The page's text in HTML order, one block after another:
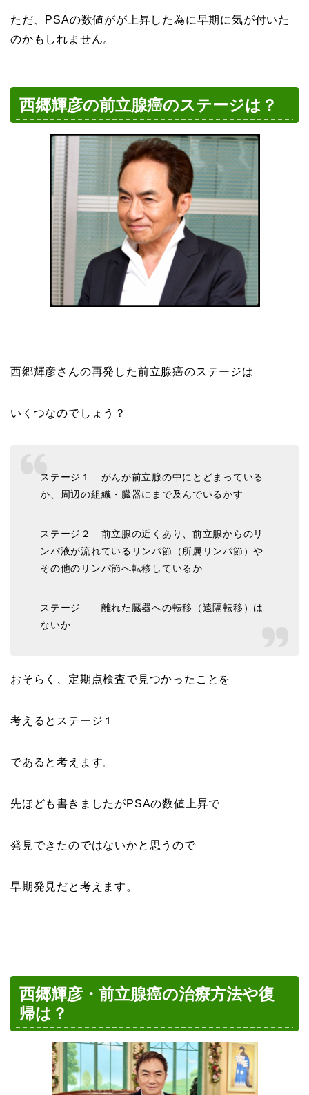
ただ、PSAの数値がが上昇した為に早期に気が付いた
のかもしれません。
西郷輝彦の前立腺癌のステージは？
西郷輝彦さんの再発した前立腺癌のステージは
いくつなのでしょう？
ステージ１ がんが前立腺の中にとどまっている
か、周辺の組織・臓器にまで及んでいるかす
ステージ２ 前立腺の近くあり、前立腺からのリ
ンパ液が流れているリンパ節（所属リンパ節）や
その他のリンパ節へ転移しているか
ステージ 離れた臓器への転移（遠隔転移）は
ないか
おそらく、定期点検査で見つかったことを
考えるとステージ１
であると考えます。
先ほども書きましたがPSAの数値上昇で
発見できたのではないかと思うので
早期発見だと考えます。
西郷輝彦・前立腺癌の治療方法や復
帰は？